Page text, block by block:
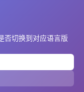
否切换到对应语言版